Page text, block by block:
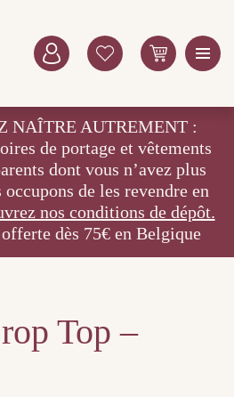
NAÎTRE AUTREMENT :
de portage et vêtements
dont vous n’avez plus
de les revendre en
nos conditions de dépôt.
dès 75€ en Belgique
Top –